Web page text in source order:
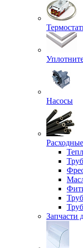
Насосы
Запчасти